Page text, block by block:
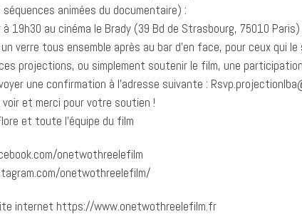
animées du documentaire) :
à 19h30 au cinéma le Brady (39 Bd de Strasbourg, 75010 Paris)
verre tous ensemble après au bar d’en face, pour ceux qui
projections, ou simplement soutenir le film, une
une confirmation à l’adresse suivante :
voir et merci pour votre soutien !
et toute l’équipe du film
onetwothreelefilm
onetwothreelefilm/
internet https://www.onetwothreelefilm.fr